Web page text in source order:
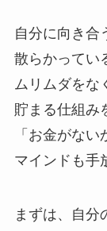
自分に向き合
散らかってい
ムリムダをな
貯まる仕組み
「お金がな
マインドも手
まずは、自分